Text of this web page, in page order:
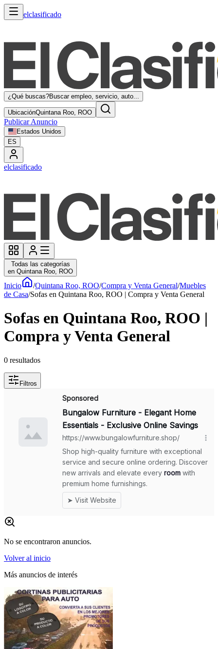
elclasificado
¿Qué buscas?Buscar empleo, servicio, auto...
UbicaciónQuintana Roo, ROO
Publicar Anuncio
Estados Unidos
ES
elclasificado
Todas las categorías
en Quintana Roo, ROO
Inicio /Quintana Roo, ROO/Compra y Venta General/Muebles
de Casa/Sofas en Quintana Roo, ROO | Compra y Venta General
Sofas en Quintana Roo, ROO |
Compra y Venta General
0 resultados
Filtros
No se encontraron anuncios.
Volver al inicio
Más anuncios de interés